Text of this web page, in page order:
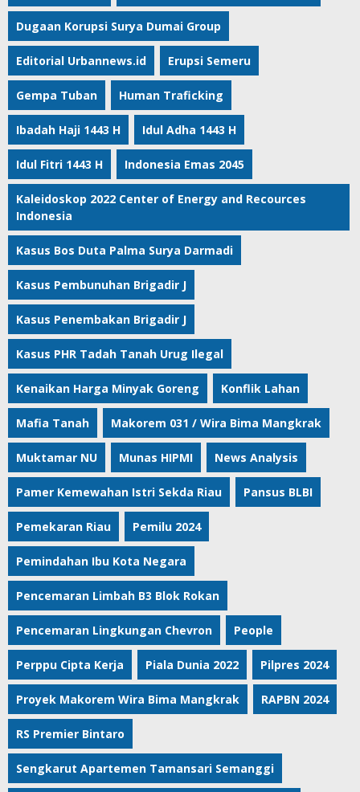
Dugaan Korupsi Surya Dumai Group
Editorial Urbannews.id Erupsi Semeru
Gempa Tuban Human Traficking
Ibadah Haji 1443 H Idul Adha 1443 H
Idul Fitri 1443 H Indonesia Emas 2045
Kaleidoskop 2022 Center of Energy and Recources
Indonesia
Kasus Bos Duta Palma Surya Darmadi
Kasus Pembunuhan Brigadir J
Kasus Penembakan Brigadir J
Kasus PHR Tadah Tanah Urug Ilegal
Kenaikan Harga Minyak Goreng Konflik Lahan
Mafia Tanah Makorem 031 / Wira Bima Mangkrak
Muktamar NU Munas HIPMI News Analysis
Pamer Kemewahan Istri Sekda Riau Pansus BLBI
Pemekaran Riau Pemilu 2024
Pemindahan Ibu Kota Negara
Pencemaran Limbah B3 Blok Rokan
Pencemaran Lingkungan Chevron People
Perppu Cipta Kerja Piala Dunia 2022 Pilpres 2024
Proyek Makorem Wira Bima Mangkrak RAPBN 2024
RS Premier Bintaro
Sengkarut Apartemen Tamansari Semanggi